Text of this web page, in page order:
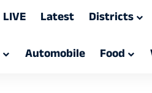
LIVE Latest Districts
Automobile Food